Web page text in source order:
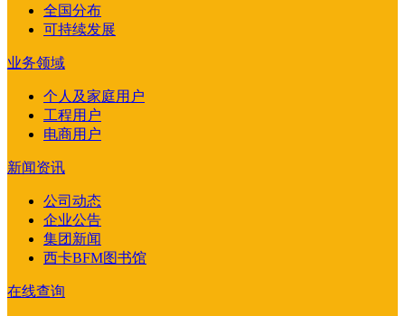
全国分布
可持续发展
业务领域
个人及家庭用户
工程用户
电商用户
新闻资讯
公司动态
企业公告
集团新闻
西卡BFM图书馆
在线查询